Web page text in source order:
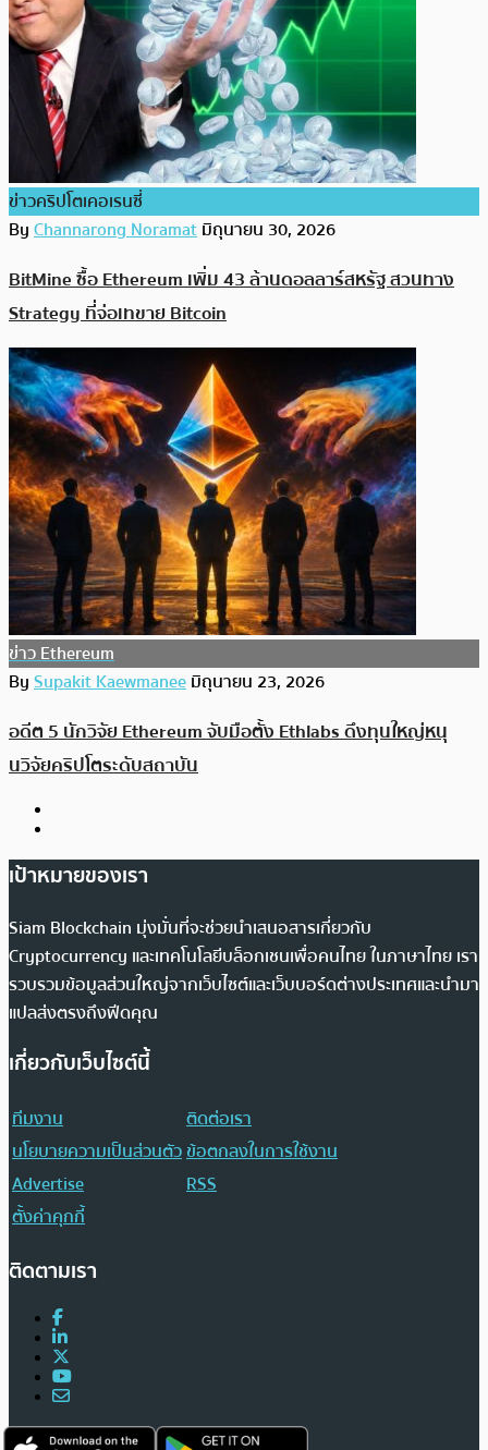
ข่าวคริปโตเคอเรนซี่
ByChannarong Noramatมิถุนายน 30, 2026
BitMine ซื้อ Ethereum เพิ่ม 43 ล้านดอลลาร์สหรัฐ สวนทาง
Strategy ที่จ่อเทขาย Bitcoin
ข่าว Ethereum
BySupakit Kaewmaneeมิถุนายน 23, 2026
อดีต 5 นักวิจัย Ethereum จับมือตั้ง Ethlabs ดึงทุนใหญ่หนุ
นวิจัยคริปโตระดับสถาบัน
เป้าหมายของเรา
Siam Blockchain มุ่งมั่นที่จะช่วยนำเสนอสารเกี่ยวกับ
Cryptocurrency และเทคโนโลยีบล็อกเชนเพื่อคนไทย ในภาษาไทย เรา
รวบรวมข้อมูลส่วนใหญ่จากเว็บไซต์และเว็บบอร์ดต่างประเทศและนำมา
แปลส่งตรงถึงฟีดคุณ
เกี่ยวกับเว็บไซต์นี้
ทีมงาน
ติดต่อเรา
นโยบายความเป็นส่วนตัวข้อตกลงในการใช้งาน
Advertise
RSS
ตั้งค่าคุกกี้
ติดตามเรา